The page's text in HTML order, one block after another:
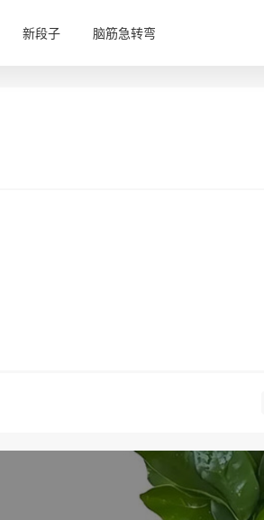
新段子 脑筋急转弯